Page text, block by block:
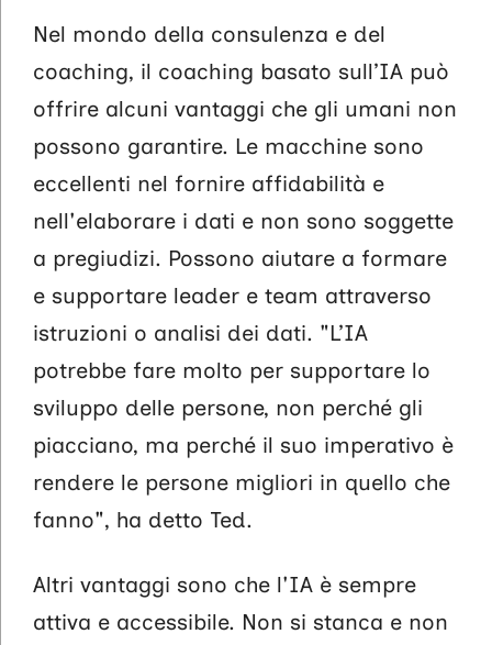
Nel mondo della consulenza e del
coaching, il coaching basato sull’IA può
offrire alcuni vantaggi che gli umani non
possono garantire. Le macchine sono
eccellenti nel fornire affidabilità e
nell'elaborare i dati e non sono soggette
a pregiudizi. Possono aiutare a formare
e supportare leader e team attraverso
istruzioni o analisi dei dati. "L’IA
potrebbe fare molto per supportare lo
sviluppo delle persone, non perché gli
piacciano, ma perché il suo imperativo è
rendere le persone migliori in quello che
fanno", ha detto Ted.
Altri vantaggi sono che l'IA è sempre
attiva e accessibile. Non si stanca e non